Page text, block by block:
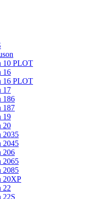
10 PLOT
16
16 PLOT
17
186
187
19
20
2035
2045
206
2065
2085
20XP
22
22S